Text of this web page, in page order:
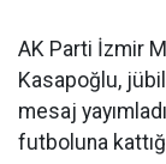
AK Parti İzmir
Kasapoğlu,
mesaj
futboluna